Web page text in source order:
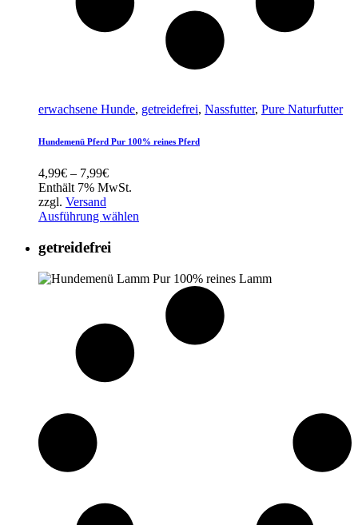
erwachsene Hunde, getreidefrei, Nassfutter, Pure Naturfutter
Hundemenü Pferd Pur 100% reines Pferd
4,99€ – 7,99€Preisspanne:
4,99€
7,99€
Enthält 7% MwSt.
zzgl. Versand
Ausführung wählen
getreidefrei